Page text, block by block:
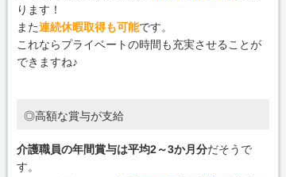
ります！
また連続休暇取得も可能です。
これならプライベートの時間も充実させることが
できますね♪
◎高額な賞与が支給
介護職員の年間賞与は平均2～3か月分だそうで
す。